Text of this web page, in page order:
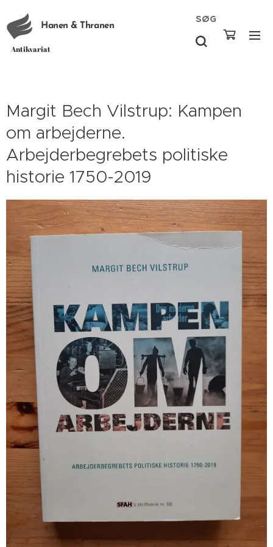
Hanen & Thranen
Antikvariat
SØG
Margit Bech Vilstrup: Kampen
om arbejderne.
Arbejderbegrebets politiske
historie 1750-2019